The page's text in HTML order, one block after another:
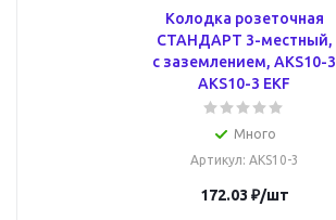
Колодка розеточная
СТАНДАРТ 3-местный,
с заземлением, AKS10-3
AKS10-3 EKF
Много
Артикул: AKS10-3
172.03 ₽/шт